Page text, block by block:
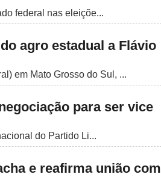
federal nas eleiçõe...
agro estadual a Flávio
em Mato Grosso do Sul, ...
para ser vice
do Partido Li...
e reafirma união com